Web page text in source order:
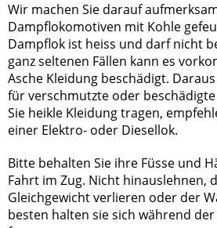
Wir machen Sie darauf
Dampflokomotiven mit Kohle
Dampflok ist heiss und darf nicht
ganz seltenen Fällen kann es
Asche Kleidung beschädigt.
für verschmutzte oder
Sie heikle Kleidung tragen,
einer Elektro- oder Diesellok.
Bitte behalten Sie ihre Füsse und
Fahrt im Zug. Nicht hinauslehnen,
Gleichgewicht verlieren oder der
besten halten sie sich während